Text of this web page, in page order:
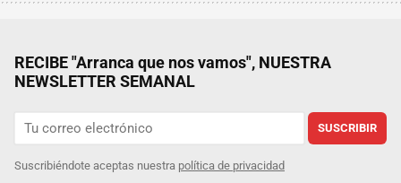
RECIBE "Arranca que nos vamos", NUESTRA
NEWSLETTER SEMANAL
SUSCRIBIR
Suscribiéndote aceptas nuestra política de privacidad